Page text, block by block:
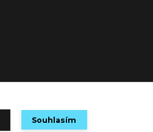
Souhlasím